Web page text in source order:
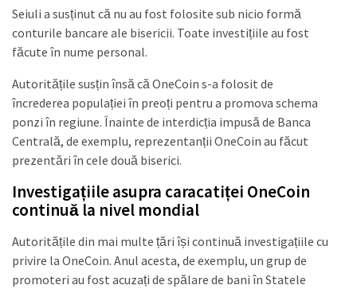
Seiuli a susținut că nu au fost folosite sub nicio formă
conturile bancare ale bisericii. Toate investițiile au fost
făcute în nume personal.
Autoritățile susțin însă că OneCoin s-a folosit de
încrederea populației în preoți pentru a promova schema
ponzi în regiune. Înainte de interdicția impusă de Banca
Centrală, de exemplu, reprezentanții OneCoin au făcut
prezentări în cele două biserici.
Investigațiile asupra caracatiței OneCoin
continuă la nivel mondial
Autoritățile din mai multe țări își continuă investigațiile cu
privire la OneCoin. Anul acesta, de exemplu, un grup de
promoteri au fost acuzați de spălare de bani în Statele